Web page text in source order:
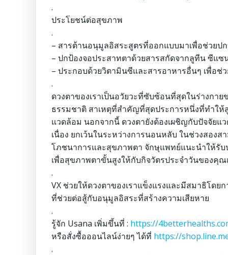
.
ประโยชน์ต่อสุขภาพ
.
– สารต้านอนุมูลอิสระสูตรที่ออกแบบมาเพื่อช่วยป
– ปกป้องจอประสาทตาด้วยสารสกัดจากลูทีน ซีแซ
– ประกอบด้วยวิตามินซีและสารอาหารอื่นๆ เพื่อ
.
ดวงตาของเราเป็นอวัยวะที่ซับซ้อนที่สุดในร่างกาย
ธรรมชาติ สาเหตุที่สำคัญที่สุดประการหนึ่งที่ทำให้
แวดล้อม นอกจากนี้ ดวงตายังต้องเผชิญกับปัจจัย
เนื่อง ยกเว้นในระหว่างการนอนหลับ ในช่วงสอง
โภชนาการและสุขภาพตา จักษุแพทย์แนะนำให้รั
เพื่อสุขภาพตาขั้นสูงให้กับกิจวัตรประจำวันของคุ
.
VX ช่วยให้ดวงตาของเราแข็งแรงและมีสมาธิโด
ที่ช่วยต่อสู้กับอนุมูลอิสระที่สร้างความเสียหาย
.
รู้จัก Usana เพิ่มขึ้นที่ : https://
หรือสั่งซื้อออนไลน์ง่ายๆ ได้ที่ https://
.